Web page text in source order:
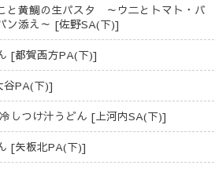
と黄鯛の生パスタ ～ウ二とトマト・バ
添え～ [佐野SA(下)]
[都賀西方PA(下)]
谷PA(下)]
しつけ汁うどん [上河内SA(下)]
[矢板北PA(下)]